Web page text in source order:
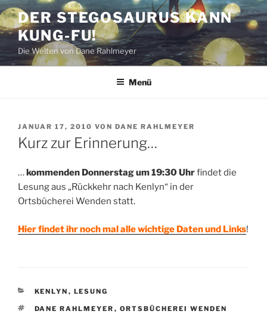
Zum
Inhalt
springen
DER STEGOSAURUS KANN
KUNG-FU!
Die Welten von Dane Rahlmeyer
Menü
VERÖFFENTLICHT
AM
JANUAR 17, 2010 VON DANE RAHLMEYER
Kurz zur Erinnerung…
…kommenden Donnerstag um 19:30 Uhrfindet die
Lesung aus „Rückkehr nach Kenlyn“ in der
Ortsbücherei Wenden statt.
Hier findet ihr noch mal alle wichtige Daten und Links!
KATEGORIEN
KENLYN , LESUNG
SCHLAGWÖRTER
DANE RAHLMEYER , ORTSBÜCHEREI WENDEN